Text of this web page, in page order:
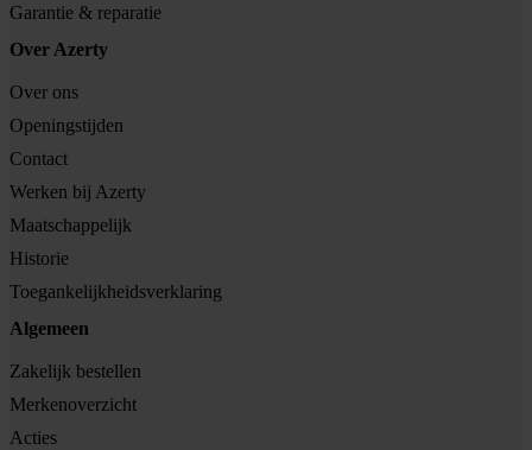
Garantie & reparatie
Over Azerty
Over ons
Openingstijden
Contact
Werken bij Azerty
Maatschappelijk
Historie
Toegankelijkheidsverklaring
Algemeen
Zakelijk bestellen
Merkenoverzicht
Acties